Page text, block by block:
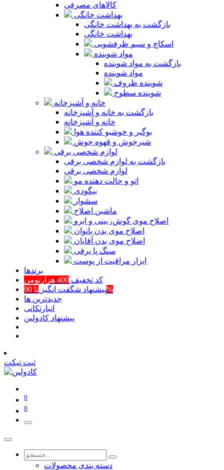
کالاهای مصرفی
بهداشت خانگی
بازگشت به بهداشت خانگی
بهداشت خانگی
اسکاچ و سیم ظرفشویی
مواد شوینده
بازگشت به مواد شوینده
مواد شوینده
شوینده ظروف
شوینده سطوح
خانه و آشپزخانه
بازگشت به خانه و آشپزخانه
خانه و آشپزخانه
بوگیر و خوشبو کننده هوا
شیرجوش و قهوه جوش
لوازم شخصی برقی
بازگشت به لوازم شخصی برقی
لوازم شخصی برقی
اتو و حالت دهنده مو
بیگودی
سشوار
ماشین اصلاح
اصلاح موی گوش، بینی و ابرو
اصلاح موی بدن بانوان
اصلاح موی بدن آقایان
سنگ پا برقی
ابزار مراقبت از پوست
برند‌ها
کد تخفیف 400 هزارتومن
پیشنهاد شگفت انگیزتا 90%
جدیدترین ها
انبارتکانی
پیشنهاد کادولین
ثبت تیکت
0
0
دسته بندی محصولات